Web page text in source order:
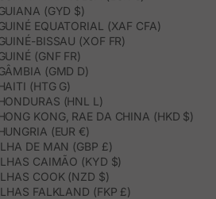
(GYD $)
EQUATORIAL (XAF CFA)
BISSAU (XOF FR)
(GNF FR)
(GMD D)
(HTG G)
(HNL L)
KONG, RAE DA CHINA (HKD $)
(EUR €)
DE MAN (GBP £)
CAIMÃO (KYD $)
COOK (NZD $)
FALKLAND (FKP £)